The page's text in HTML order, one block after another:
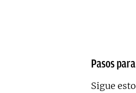
Pasos
Sigue